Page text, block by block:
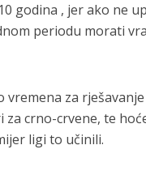
godina , jer ako ne
periodu morati
za
crno-crvene, te
ligi to učinili.